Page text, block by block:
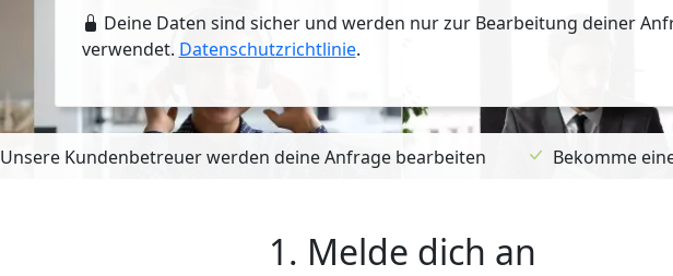
Deine Daten sind sicher und werden nur zur Bearbeitung deiner
verwendet. Datenschutzrichtlinie.
Unsere Kundenbetreuer werden deine Anfrage bearbeiten Bekomme
1. Melde dich an